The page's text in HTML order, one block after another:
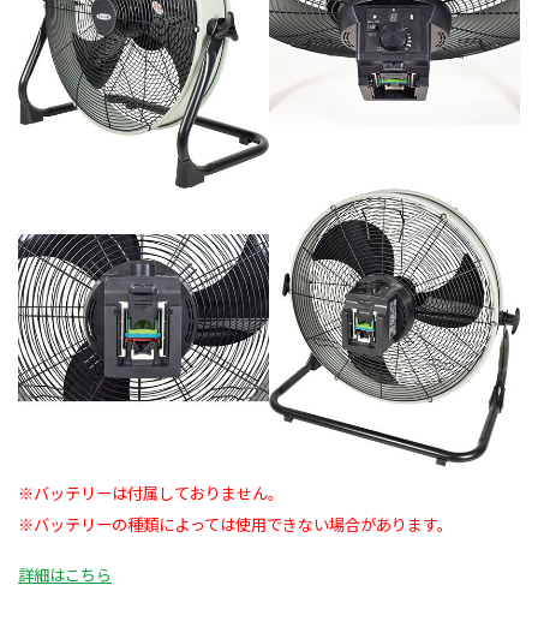
※バッテリーは付属しておりません。
※バッテリーの種類によっては使用できない場合があります。
詳細はこちら